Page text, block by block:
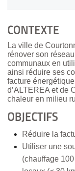
CONTEXTE
La ville de
rénover son
communaux en
ainsi réduire ses
facture
d’ALTEREA et de
chaleur en milieu
OBJECTIFS
Réduire la
Utiliser une
(chauffage